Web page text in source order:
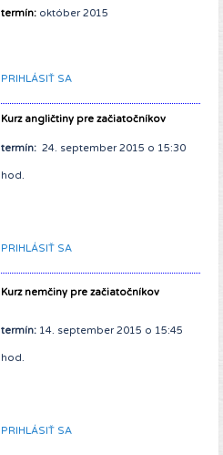
termín: október 2015
PRIHLÁSIŤ SA
Kurz angličtiny pre začiatočníkov
termín:24. september 2015 o 15:30
hod.
PRIHLÁSIŤ SA
Kurz nemčiny pre začiatočníkov
termín: 14. september 2015 o 15:45
hod.
PRIHLÁSIŤ SA